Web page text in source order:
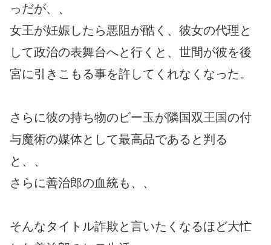
っだが、、
女王が妊娠したら悪阻が酷く、彼女の代理と
して政治の表舞台へと行くと、世間が彼を後
宮に引きこもる事を許してくれなくなった。
さらに彼の持ち物のビー玉が隣国双王国の付
与魔術の媒体として最高品であると判る
と、、
さらに善治郎の血統も、、
そんなタイトル詐欺と言いたくなるほど大忙